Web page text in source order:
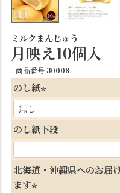
ミルクまんじゅう
月映え10個入
商品番号 30008
のし紙
必
須
のし紙下段
北海道・沖縄県へのお届
ます